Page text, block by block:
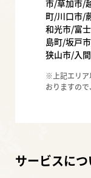
市/草加市/
町/川口市/
和光市/富
島町/坂戸
狭山市/入
※上記エリア
おりますので
サービスにつ